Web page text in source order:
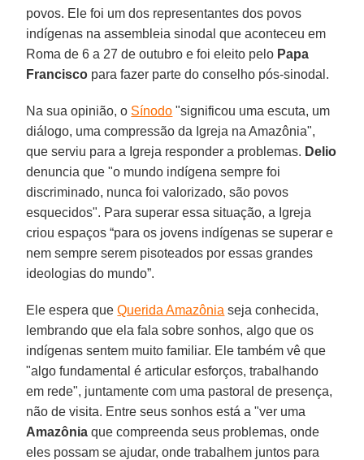
povos. Ele foi um dos representantes dos povos
indígenas na assembleia sinodal que aconteceu em
Roma de 6 a 27 de outubro e foi eleito pelo Papa
Francisco para fazer parte do conselho pós-sinodal.
Na sua opinião, o Sínodo "significou uma escuta, um
diálogo, uma compressão da Igreja na Amazônia",
que serviu para a Igreja responder a problemas. Delio
denuncia que "o mundo indígena sempre foi
discriminado, nunca foi valorizado, são povos
esquecidos". Para superar essa situação, a Igreja
criou espaços “para os jovens indígenas se superar e
nem sempre serem pisoteados por essas grandes
ideologias do mundo”.
Ele espera queQuerida Amazônia seja conhecida,
lembrando que ela fala sobre sonhos, algo que os
indígenas sentem muito familiar. Ele também vê que
"algo fundamental é articular esforços, trabalhando
em rede", juntamente com uma pastoral de presença,
não de visita. Entre seus sonhos está a "ver uma
Amazônia que compreenda seus problemas, onde
eles possam se ajudar, onde trabalhem juntos para